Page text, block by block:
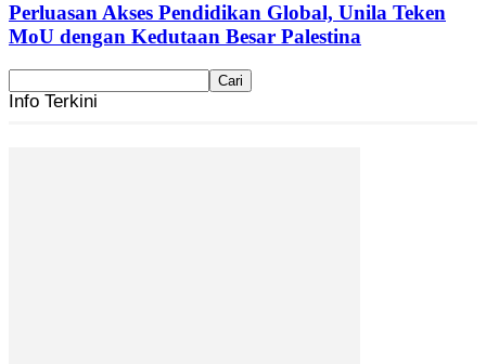
Perluasan Akses Pendidikan Global, Unila Teken
MoU dengan Kedutaan Besar Palestina
Info Terkini